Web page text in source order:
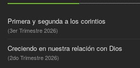
Primera y segunda a los corintios
(3er Trimestre 2026)
Creciendo en nuestra relación con Dios
(2do Trimestre 2026)